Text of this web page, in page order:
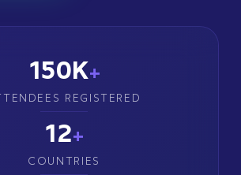
150K+
REGISTERED
12+
COUNTRIES